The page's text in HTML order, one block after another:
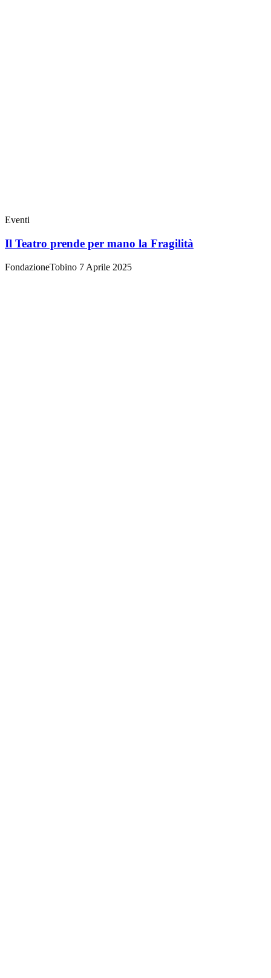
Eventi
Il Teatro prende per mano la Fragilità
FondazioneTobino 7 Aprile 2025